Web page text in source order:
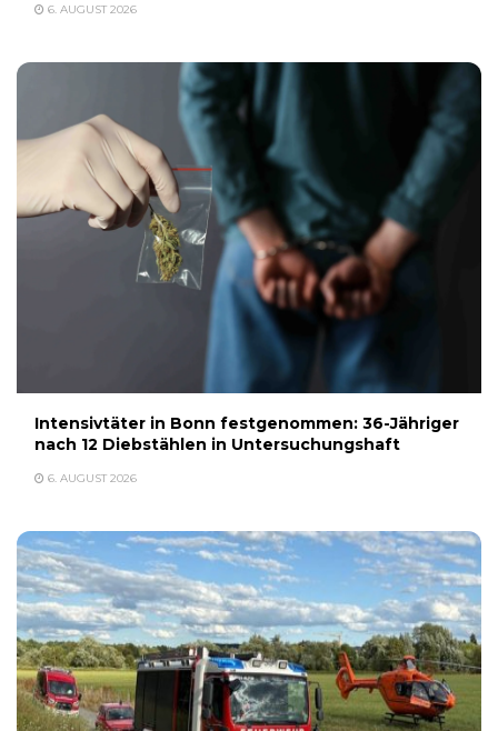
6. AUGUST 2026
Intensivtäter in Bonn festgenommen: 36-Jähriger
nach 12 Diebstählen in Untersuchungshaft
6. AUGUST 2026